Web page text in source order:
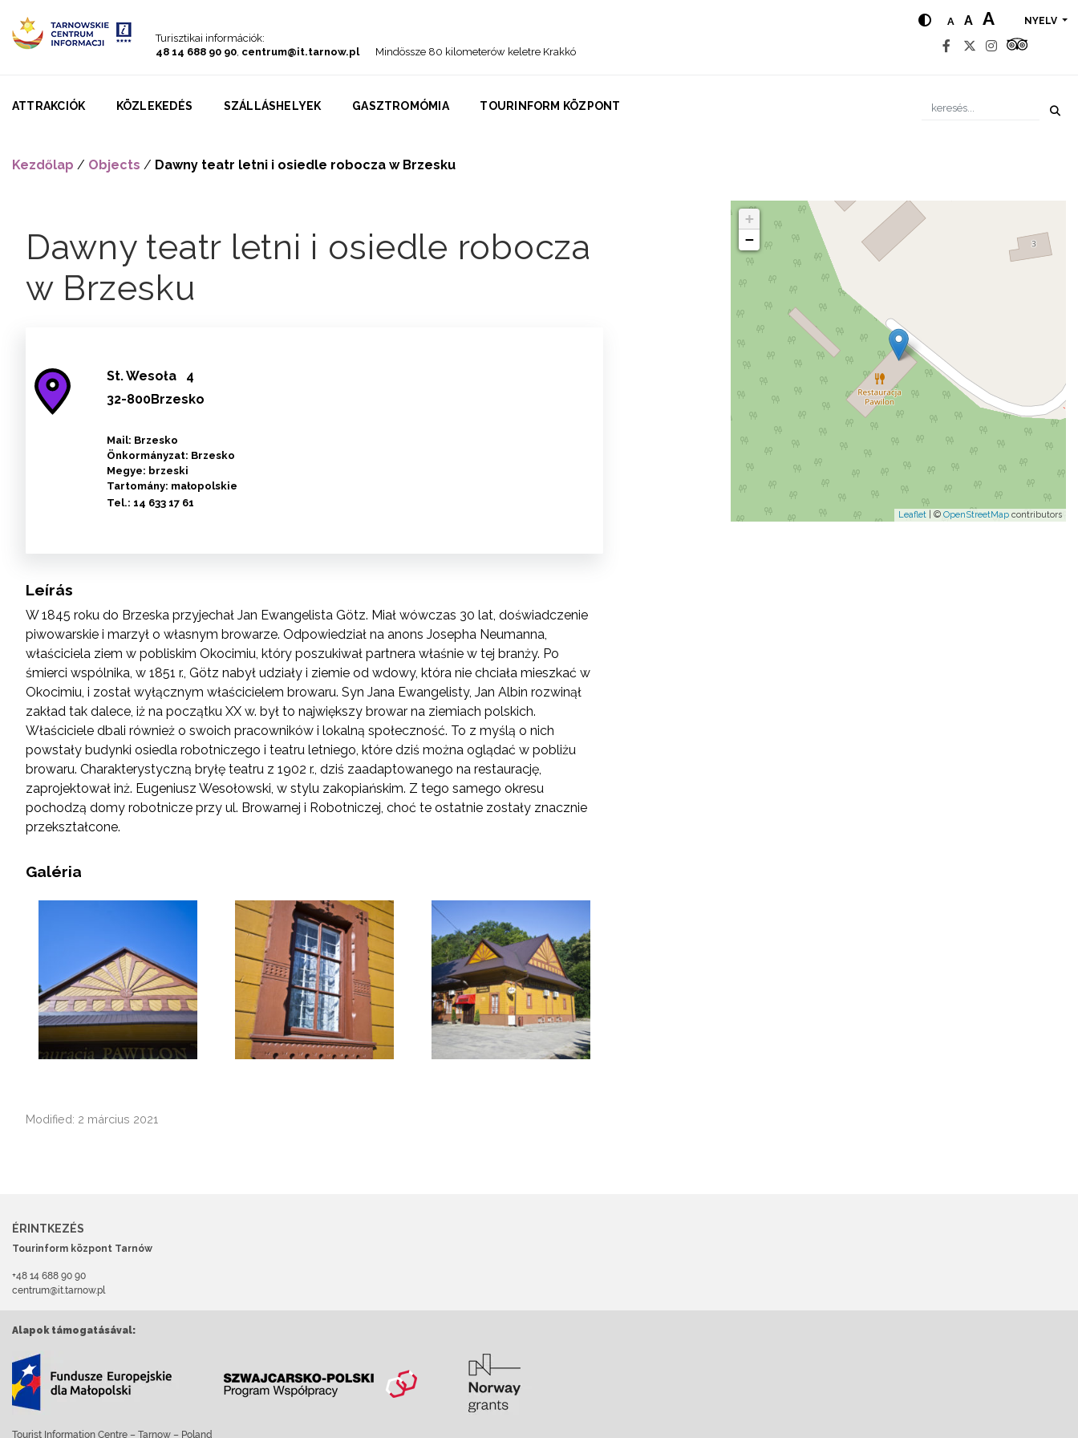
Turisztikai információk:
48 14 688 90 90, centrum@it.tarnow.pl Mindössze 80 kilometerów keletre Krakkó
A A A NYELV
ATTRAKCIÓK KÖZLEKEDÉS SZÁLLÁSHELYEK GASZTROMÓMIA TOURINFORM KÖZPONT
Kezdőlap / Objects / Dawny teatr letni i osiedle robocza w Brzesku
Dawny teatr letni i osiedle robocza
w Brzesku
St.Wesoła
4
32-800Brzesko
Mail: Brzesko
Önkormányzat: Brzesko
Megye: brzeski
Tartomány: małopolskie
Tel.: 14 633 17 61
Leírás
W 1845 roku do Brzeska przyjechał Jan Ewangelista Götz. Miał wówczas 30 lat, doświadczenie
piwowarskie i marzył o własnym browarze. Odpowiedział na anons Josepha Neumanna,
właściciela ziem w pobliskim Okocimiu, który poszukiwał partnera właśnie w tej branży. Po
śmierci wspólnika, w 1851 r., Götz nabył udziały i ziemie od wdowy, która nie chciała mieszkać w
Okocimiu, i został wyłącznym właścicielem browaru. Syn Jana Ewangelisty, Jan Albin rozwinął
zakład tak dalece, iż na początku XX w. był to największy browar na ziemiach polskich.
Właściciele dbali również o swoich pracowników i lokalną społeczność. To z myślą o nich
powstały budynki osiedla robotniczego i teatru letniego, które dziś można oglądać w pobliżu
browaru. Charakterystyczną bryłę teatru z 1902 r., dziś zaadaptowanego na restaurację,
zaprojektował inż. Eugeniusz Wesołowski, w stylu zakopiańskim. Z tego samego okresu
pochodzą domy robotnicze przy ul. Browarnej i Robotniczej, choć te ostatnie zostały znacznie
przekształcone.
Galéria
Modified: 2 március 2021
+
−
Leaflet | © OpenStreetMap contributors
ÉRINTKEZÉS
Tourinform központ Tarnów
+48 14 688 90 90
centrum@it.tarnow.pl
Alapok támogatásával:
Tourist Information Centre – Tarnow – Poland